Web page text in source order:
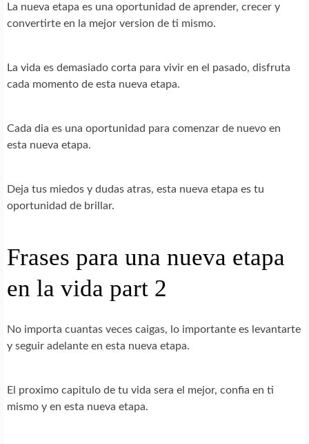
La nueva etapa es una oportunidad de aprender, crecer y
convertirte en la mejor version de ti mismo.
La vida es demasiado corta para vivir en el pasado, disfruta
cada momento de esta nueva etapa.
Cada dia es una oportunidad para comenzar de nuevo en
esta nueva etapa.
Deja tus miedos y dudas atras, esta nueva etapa es tu
oportunidad de brillar.
Frases para una nueva etapa
en la vida part 2
No importa cuantas veces caigas, lo importante es levantarte
y seguir adelante en esta nueva etapa.
El proximo capitulo de tu vida sera el mejor, confia en ti
mismo y en esta nueva etapa.